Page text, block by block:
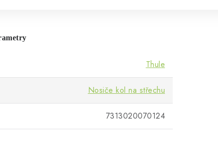
Thule
Nosiče kol na střechu
7313020070124